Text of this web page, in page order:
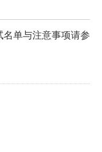
单与注意事项请参